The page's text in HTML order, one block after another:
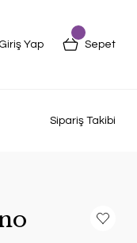
Giriş Yap Sepet
Sipariş Takibi